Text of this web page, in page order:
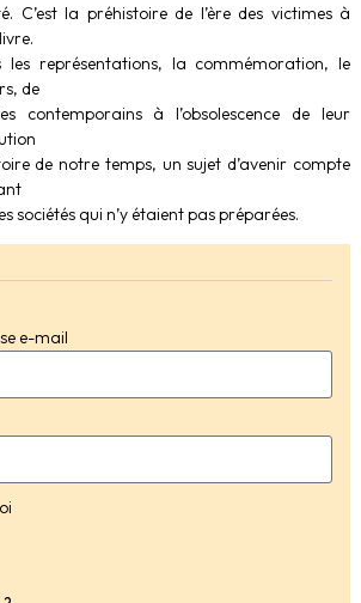
e-mail
C’est la préhistoire de l’ère des victimes à
les représentations, la commémoration, le
de
contemporains à l’obsolescence de leur
de notre temps, un sujet d’avenir compte
sociétés qui n’y étaient pas préparées.